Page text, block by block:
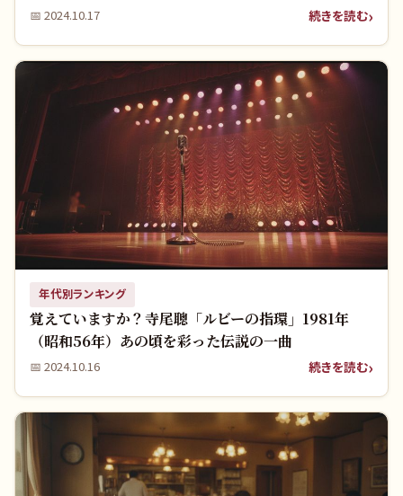
📅 2024.10.17 続きを読む
年代別ランキング
覚えていますか？寺尾聰「ルビーの指環」1981年
（昭和56年）あの頃を彩った伝説の一曲
📅 2024.10.16 続きを読む